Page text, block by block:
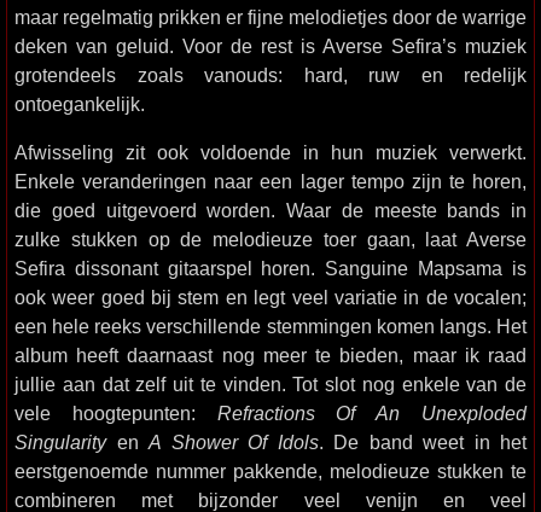
maar regelmatig prikken er fijne melodietjes door de warrige
deken van geluid. Voor de rest is Averse Sefira’s muziek
grotendeels zoals vanouds: hard, ruw en redelijk
ontoegankelijk.
Afwisseling zit ook voldoende in hun muziek verwerkt.
Enkele veranderingen naar een lager tempo zijn te horen,
die goed uitgevoerd worden. Waar de meeste bands in
zulke stukken op de melodieuze toer gaan, laat Averse
Sefira dissonant gitaarspel horen. Sanguine Mapsama is
ook weer goed bij stem en legt veel variatie in de vocalen;
een hele reeks verschillende stemmingen komen langs. Het
album heeft daarnaast nog meer te bieden, maar ik raad
jullie aan dat zelf uit te vinden. Tot slot nog enkele van de
vele hoogtepunten: Refractions Of An Unexploded
Singularityen A Shower Of Idols. De band weet in het
eerstgenoemde nummer pakkende, melodieuze stukken te
combineren met bijzonder veel venijn en veel